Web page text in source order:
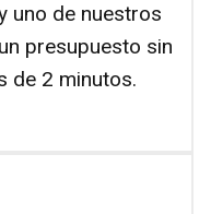
uno de nuestros
presupuesto sin
de 2 minutos.